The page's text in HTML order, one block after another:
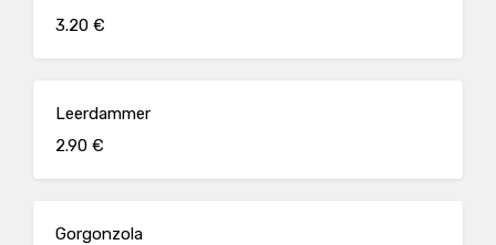
3.20 €
Leerdammer
2.90 €
Gorgonzola